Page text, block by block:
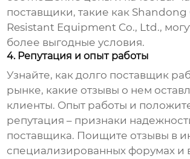
поставщики, такие как Shandong
Resistant Equipment Co., Ltd.,
более выгодные условия.
4. Репутация и опыт работы
Узнайте, как долго поставщик
рынке, какие отзывы о нем
клиенты. Опыт работы и
репутация – признаки
поставщика. Поищите отзывы в
специализированных форумах и